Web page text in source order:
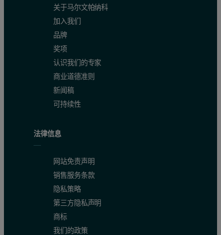
关于马尔文帕纳科
加入我们
品牌
奖项
认识我们的专家
商业道德准则
新闻稿
可持续性
法律信息
网站免责声明
销售服务条款
隐私策略
第三方隐私声明
商标
我们的政策